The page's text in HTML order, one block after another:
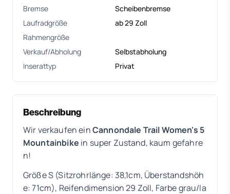
Bremse
Scheibenbremse
Laufradgröße
ab 29 Zoll
Rahmengröße
Verkauf/Abholung
Selbstabholung
Inserattyp
Privat
Beschreibung
Wir verkaufen einCannondale TrailWomen's 5
Mountainbike in super Zustand, kaum gefahre
n!
Größe S (Sitzrohrlänge: 38,1cm, Überstandshöh
e: 71cm), Reifendimension 29 Zoll, Farbe grau/la